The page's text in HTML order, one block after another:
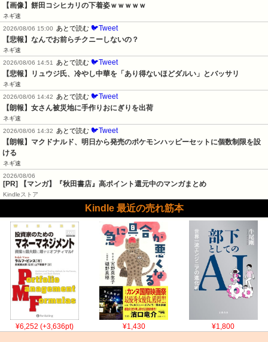
【画像】餅田コシヒカリの下着姿ｗｗｗｗｗ
ネギ速
2026/08/06 15:00
あとで読む 🐦Tweet
【悲報】なんでお前らチクニーしないの？
ネギ速
2026/08/06 14:51
あとで読む 🐦Tweet
【悲報】リュウジ氏、冷やし中華を「あり得ないほどダルい」とバッサリ
ネギ速
2026/08/06 14:42
あとで読む 🐦Tweet
【朗報】女さん被災地に手作りおにぎりを出荷
ネギ速
2026/08/06 14:32
あとで読む 🐦Tweet
【朗報】マクドナルド、明日から発売のポケモンハッピーセットに個数制限を設
ける
ネギ速
2026/08/06
[PR] 【マンガ】『秋田書店』高ポイント還元中のマンガまとめ
Kindleストア
Kindle 最近の売れ筋本
¥6,252 (+3,636pt) ¥1,430 ¥1,800